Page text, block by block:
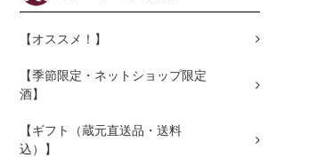
【オススメ！】
【季節限定・ネットショップ限定
酒】
【ギフト（蔵元直送品・送料
込）】